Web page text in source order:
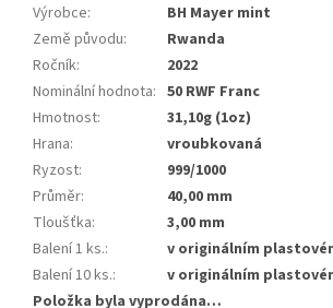
Výrobce:
BH Mayer mint
Země původu:
Rwanda
Ročník:
2022
Nominální hodnota: 50 RWF Franc
Hmotnost:
31,10g (1oz)
Hrana:
vroubkovaná
Ryzost:
999/1000
Průměr:
40,00 mm
Tloušťka:
3,00 mm
Balení 1 ks.:
v originálním
Balení 10 ks.:
v originálním
Položka byla vyprodána…